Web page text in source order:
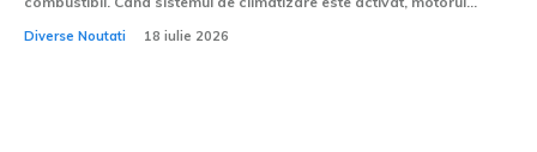
Diverse Noutati 18 iulie 2026